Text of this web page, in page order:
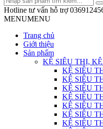
Hotline tư vấn hỗ trợ
MENUMENU
Trang chủ
Giới thiệu
Sản phẩm
KỆ SIÊU THỊ,
KỆ SIÊU
KỆ SIÊU
KỆ SIÊU
KỆ SIÊU
KỆ SIÊU
KỆ SIÊU
KỆ SIÊU